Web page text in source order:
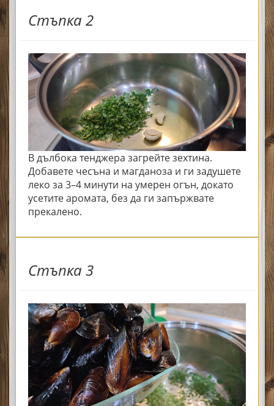
Стъпка 2
В дълбока тенджера загрейте зехтина.
Добавете чесъна и магданоза и ги задушете
леко за 3–4 минути на умерен огън, докато
усетите аромата, без да ги запържвате
прекалено.
Стъпка 3